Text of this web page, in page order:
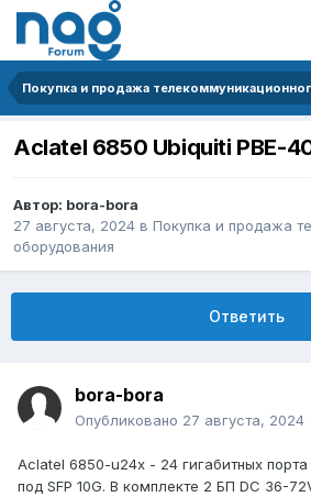
Aclatel 6850 Ubiquiti PBE-
Автор: bora-bora
27 августа, 2024 в Покупка и продажа
оборудования
Ответить
bora-bora
Опубликовано 27 августа, 2024
Aclatel 6850-u24x - 24 гигабитных порта
под SFP 10G. В комплекте 2 БП DC 36-